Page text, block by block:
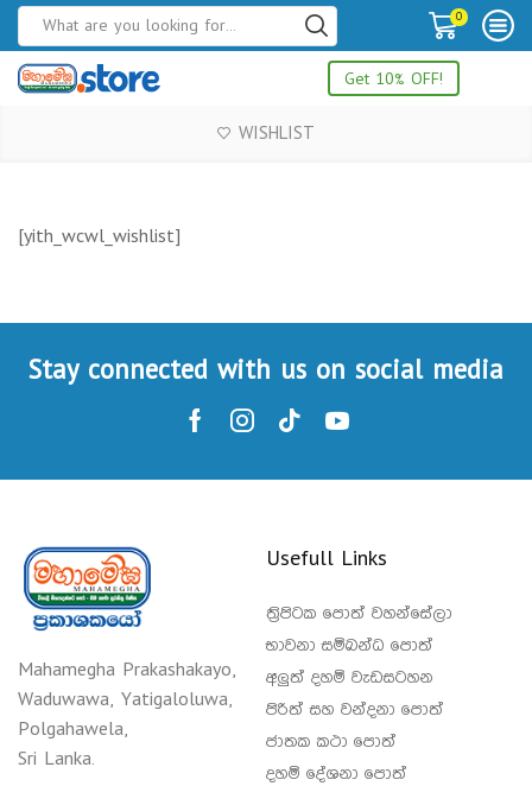
0
Get 10% OFF!
WISHLIST
[yith_wcwl_wishlist]
Stay connected with us on social media
Mahamegha Prakashakayo,
Waduwawa, Yatigaloluwa,
Polgahawela,
Sri Lanka.
Usefull Links
ත්‍රිපිටක පොත් වහන්සේලා
භාවනා සම්බන්ධ පොත්
අලුත් දහම් වැඩසටහන
පිරිත් සහ වන්දනා පොත්
ජාතක කථා පොත්
දහම් දේශනා පොත්